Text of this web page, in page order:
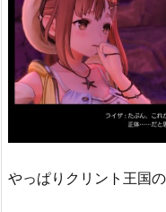
やっぱりクリント王国